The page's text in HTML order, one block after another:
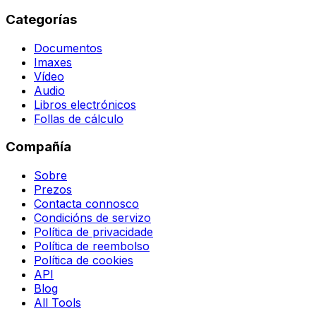
Categorías
Documentos
Imaxes
Vídeo
Audio
Libros electrónicos
Follas de cálculo
Compañía
Sobre
Prezos
Contacta connosco
Condicións de servizo
Política de privacidade
Política de reembolso
Política de cookies
API
Blog
All Tools